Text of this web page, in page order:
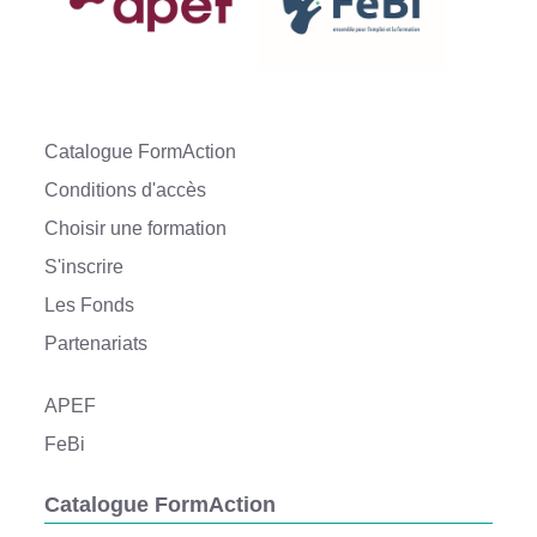
Catalogue FormAction
Conditions d'accès
Choisir une formation
S'inscrire
Les Fonds
Partenariats
APEF
FeBi
Catalogue FormAction